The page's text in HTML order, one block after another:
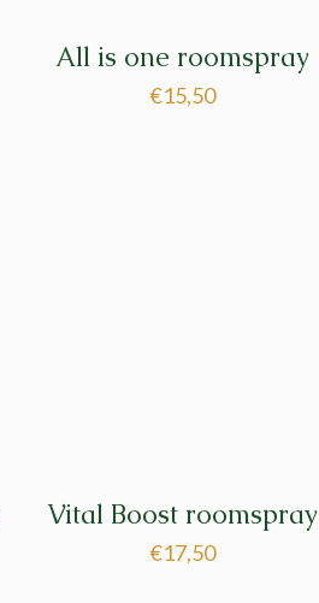
All is one roomspray
€15,50
Vital Boost roomspray
€17,50